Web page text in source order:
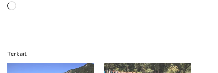
Memuat...
Terkait